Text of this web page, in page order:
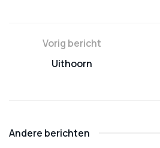
Vorig bericht
Uithoorn
Andere berichten